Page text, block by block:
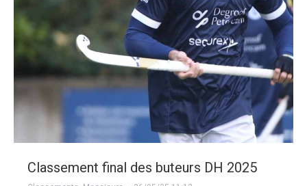
Classement final des buteurs DH 2025